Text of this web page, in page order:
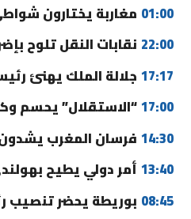
01:00 مغاربة يختارون
22:00 نقابات النقل تلوح
17:17 جلالة الملك يهنئ
17:00“الاستقلال” يحسم
14:30 فرسان المغرب يشدون
13:40 أمر دولي يطيح
08:45 بوريطة يحضر تنصيب